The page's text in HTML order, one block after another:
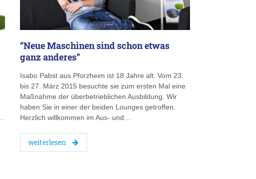
“Neue Maschinen sind schon etwas
ganz anderes”
Isabo Pabst aus Pforzheim ist 18 Jahre alt. Vom 23.
bis 27. März 2015 besuchte sie zum ersten Mal eine
Maßnahme der überbetrieblichen Ausbildung. Wir
haben Sie in einer der beiden Lounges getroffen.
Herzlich willkommen im Aus- und…
weiterlesen